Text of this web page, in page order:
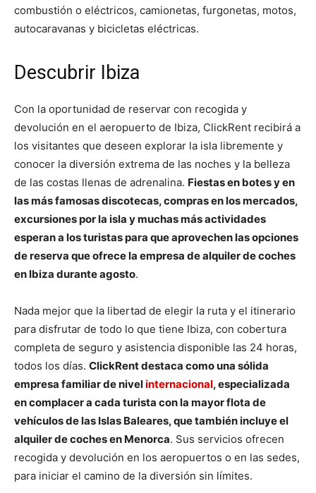
combustión o eléctricos, camionetas, furgonetas, motos,
autocaravanas y bicicletas eléctricas.
Descubrir Ibiza
Con la oportunidad de reservar con recogida y
devolución en el aeropuerto de Ibiza, ClickRent recibirá a
los visitantes que deseen explorar la isla libremente y
conocer la diversión extrema de las noches y la belleza
de las costas llenas de adrenalina. Fiestas en botes y en
las más famosas discotecas, compras en los mercados,
excursiones por la isla y muchas más actividades
esperan a los turistas para que aprovechen las opciones
de reserva que ofrece la empresa de alquiler de coches
en Ibiza durante agosto.
Nada mejor que la libertad de elegir la ruta y el itinerario
para disfrutar de todo lo que tiene Ibiza, con cobertura
completa de seguro y asistencia disponible las 24 horas,
todos los días. ClickRent destaca como una sólida
empresa familiar de nivelinternacional, especializada
en complacer a cada turista con la mayor flota de
vehículos de las Islas Baleares, que también incluye el
alquiler de coches en Menorca. Sus servicios ofrecen
recogida y devolución en los aeropuertos o en las sedes,
para iniciar el camino de la diversión sin límites.